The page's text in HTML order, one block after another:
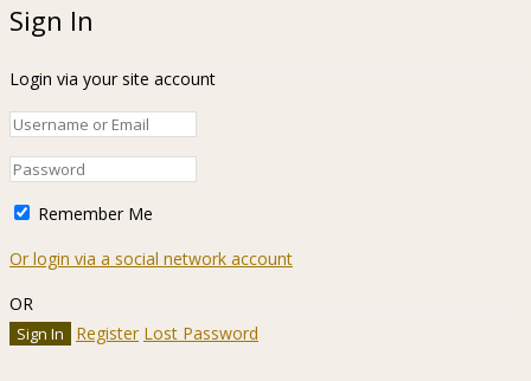
Sign In
Login via your site account
Remember Me
Or login via a social network account
OR
Register Lost Password